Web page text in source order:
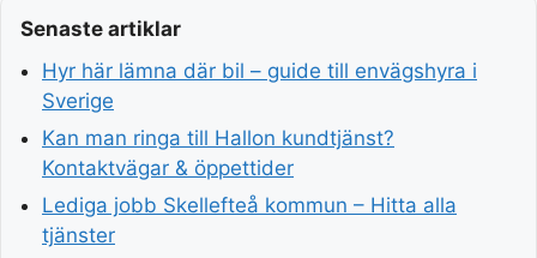
Senaste artiklar
Hyr här lämna där bil – guide till envägshyra i
Sverige
Kan man ringa till Hallon kundtjänst?
Kontaktvägar & öppettider
Lediga jobb Skellefteå kommun – Hitta alla
tjänster